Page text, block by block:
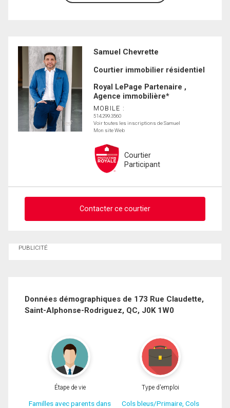
Samuel Chevrette
Courtier immobilier résidentiel
Royal LePage Partenaire ,
Agence immobilière*
MOBILE :
514.299.3560
Voir toutes les inscriptions de Samuel
Mon site Web
Courtier
Participant
Contacter ce courtier
Demander des infos sur cette inscription
PUBLICITÉ
Données démographiques de 173 Rue Claudette,
Saint-Alphonse-Rodriguez, QC, J0K 1W0
Étape de vie
Familles avec parents dans
Type d'emploi
Cols bleus/Primaire, Cols